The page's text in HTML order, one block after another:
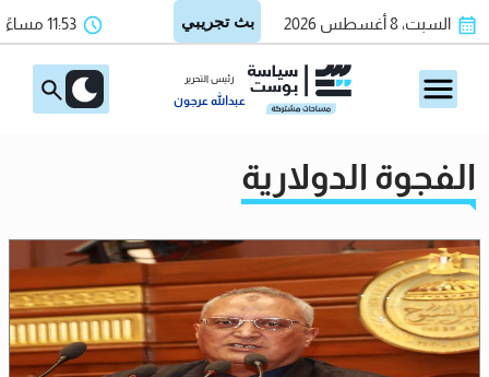
السبت، 8 أغسطس 2026 11:53 مساءً
رئيس التحرير
عبدالله عرجون
الفجوة الدولارية